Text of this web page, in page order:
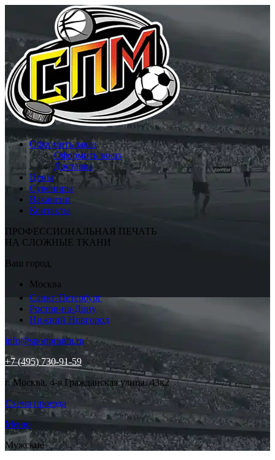
Оформить заказ
Оформить заказ
Доставка
Цены
Сувениры
Вакансии
Контакты
ПРОФЕССИОНАЛЬНАЯ ПЕЧАТЬ
НА СЛОЖНЫЕ ТКАНИ
Ваш город,
Москва
Санкт-Петербург
Ростов-на-Дону
Нижний Новгород
info@sportprintm.ru
+7 (495) 730-91-59
г. Москва, 4-я Гражданская улица, 43к2
Схема проезда
Меню
Мужские